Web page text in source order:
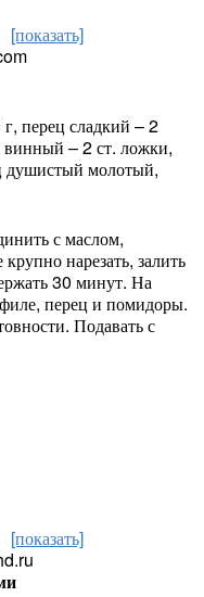
[показать]
перец сладкий – 2
– 2 ст. ложки,
душистый молотый,
с маслом,
нарезать, залить
30 минут. На
перец и помидоры.
Подавать с
[показать]